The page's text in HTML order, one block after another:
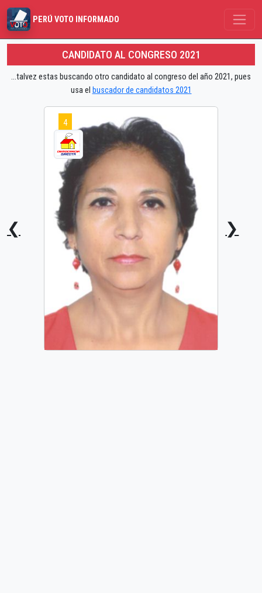
PERÚ VOTO INFORMADO
CANDIDATO AL CONGRESO 2021
...talvez estas buscando otro candidato al congreso del año 2021, pues
usa el buscador de candidatos 2021
❮
4
❯